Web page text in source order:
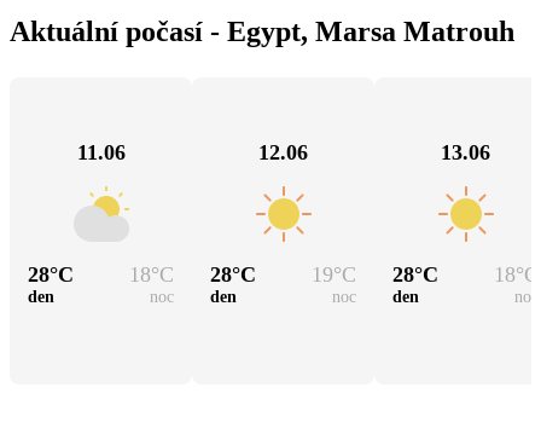
Aktuální počasí - Egypt, Marsa Matrouh
11.06
28°C 18°C
den noc
12.06
28°C 19°C
den noc
13.06
28°C 18°C
den noc